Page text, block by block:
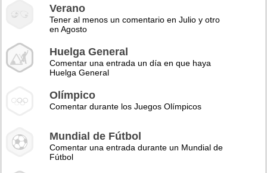
Verano
Tener al menos un comentario en Julio y otro
en Agosto
Huelga General
Comentar una entrada un día en que haya
Huelga General
Olímpico
Comentar durante los Juegos Olímpicos
Mundial de Fútbol
Comentar una entrada durante un Mundial de
Fútbol